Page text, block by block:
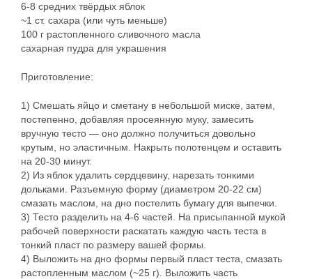
6-8 средних твёрдых яблок
~1 ст. сахара (или чуть меньше)
100 г растопленного сливочного масла
сахарная пудра для украшения
Приготовление:
1) Смешать яйцо и сметану в небольшой миске, затем,
постепенно, добавляя просеянную муку, замесить
вручную тесто — оно должно получиться довольно
крутым, но эластичным. Накрыть полотенцем и оставить
на 20-30 минут.
2) Из яблок удалить сердцевину, нарезать тонкими
дольками. Разъемную форму (диаметром 20-22 см)
смазать маслом, на дно постелить бумагу для выпечки.
3) Тесто разделить на 4-6 частей. На присыпанной мукой
рабочей поверхности раскатать каждую часть теста в
тонкий пласт по размеру вашей формы.
4) Выложить на дно формы первый пласт теста, смазать
растопленным маслом (~25 г). Выложить часть